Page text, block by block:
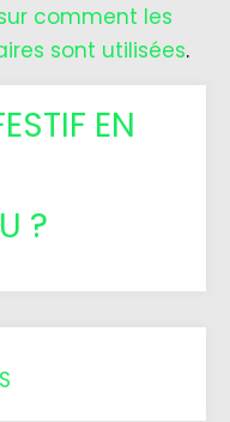
comment les
sont utilisées.
EN
?